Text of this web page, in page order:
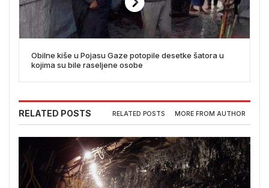
Obilne kiše u Pojasu Gaze potopile desetke šatora u
kojima su bile raseljene osobe
RELATED POSTS RELATED POSTS MORE FROM AUTHOR